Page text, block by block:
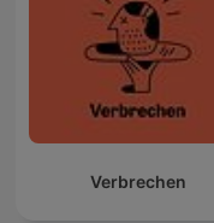
Verbrechen